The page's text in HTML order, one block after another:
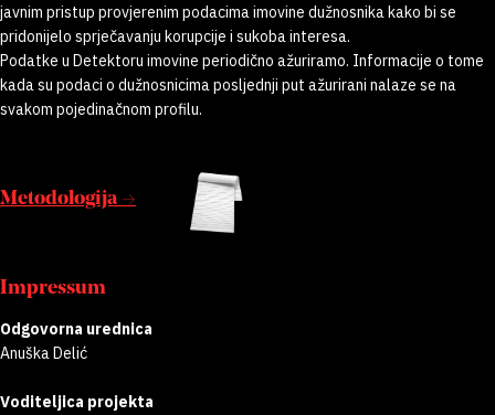
javnim pristup provjerenim podacima imovine dužnosnika kako bi se
pridonijelo sprječavanju korupcije i sukoba interesa.
Podatke u Detektoru imovine periodično ažuriramo. Informacije o tome
kada su podaci o dužnosnicima posljednji put ažurirani nalaze se na
svakom pojedinačnom profilu.
Metodologija →
Impressum
Odgovorna urednica
Anuška Delić
Voditeljica projekta